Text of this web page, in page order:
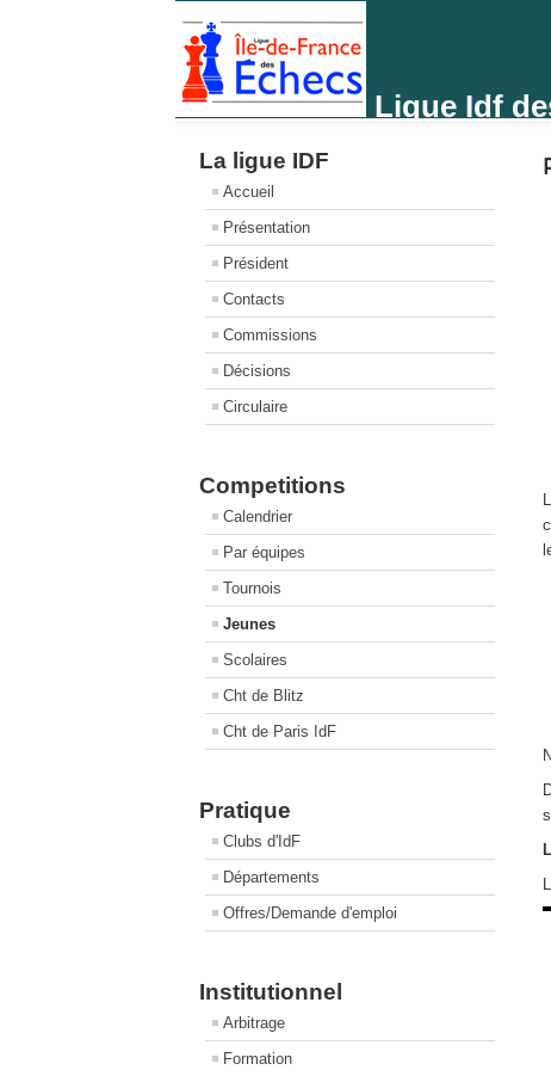
Ligue Idf
La ligue IDF
Accueil
Présentation
Président
Contacts
Commissions
Décisions
Circulaire
Competitions
Calendrier
Par équipes
Tournois
Jeunes
Scolaires
Cht de Blitz
Cht de Paris IdF
Pratique
Clubs d'IdF
Départements
Offres/Demande d'emploi
Institutionnel
Arbitrage
Formation